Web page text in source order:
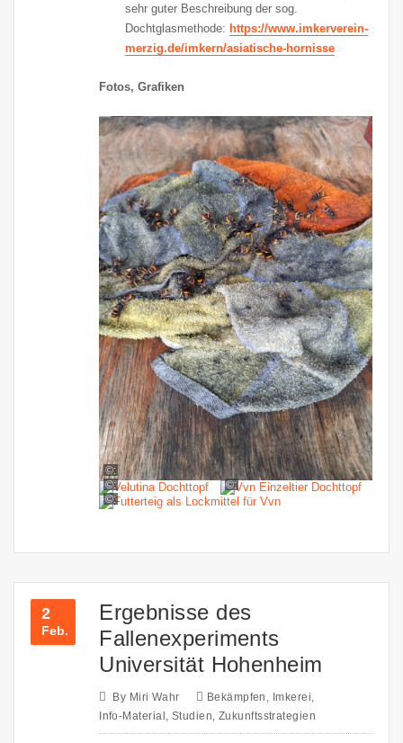
sehr guter Beschreibung der sog.
Dochtglasmethode: https://www.imkerverein-
merzig.de/imkern/asiatische-hornisse
Fotos, Grafiken
©:
©:
©:
©:
2
Feb.
Ergebnisse des
Fallenexperiments
Universität Hohenheim
By Miri Wahr Bekämpfen Imkerei
Info-Material Studien Zukunftsstrategien